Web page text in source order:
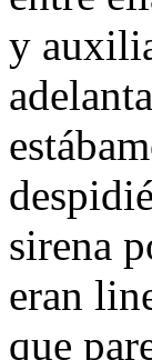
y
sirena
eran
que